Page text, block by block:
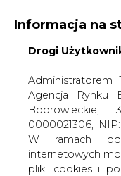
WYDAWCA
WYSOKI KONTRAST
Informacja na
Drogi
Administratorem
Agencja Rynku
Bobrowieckiej
0000021306, NIP:
W ramach
internetowych
pliki cookies i